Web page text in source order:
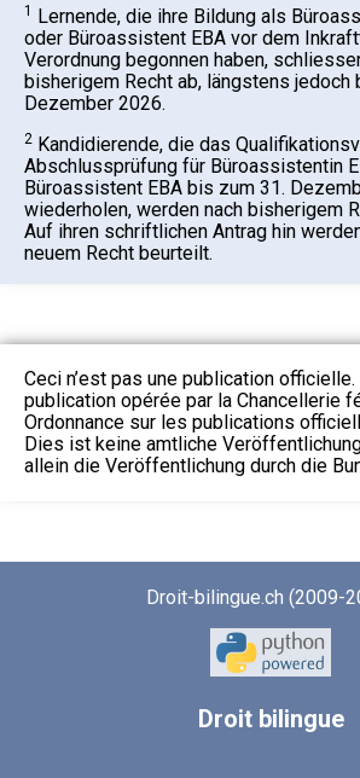
1 Lernende, die ihre Bildung als
oder Büroassistent EBA vor dem
Verordnung begonnen haben,
bisherigem Recht ab, längstens jedoch
Dezember 2026.
2 Kandidierende, die das
Abschlussprüfung für Büroassistentin
Büroassistent EBA bis zum 31.
wiederholen, werden nach bisherigem
Auf ihren schriftlichen Antrag hin
neuem Recht beurteilt.
Ceci n’est pas une publication
publication opérée par la Chancellerie
Ordonnance sur les publications
Dies ist keine amtliche
allein die Veröffentlichung durch die
Droit-bilingue.ch (2009-
Droitbilingue